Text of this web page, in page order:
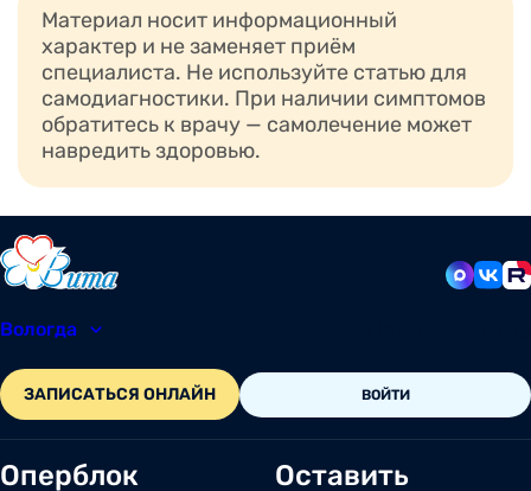
Материал носит информационный
характер и не заменяет приём
специалиста. Не используйте статью для
самодиагностики. При наличии симптомов
обратитесь к врачу — самолечение может
навредить здоровью.
Вологда
ЗАПИСАТЬСЯ ОНЛАЙН ВОЙТИ
Оперблок Оставить